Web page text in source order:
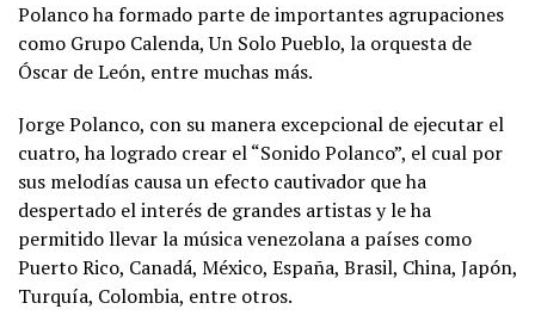
Polanco ha formado parte de importantes agrupaciones
como Grupo Calenda, Un Solo Pueblo, la orquesta de
Óscar de León, entre muchas más.
Jorge Polanco, con su manera excepcional de ejecutar el
cuatro, ha logrado crear el “Sonido Polanco”, el cual por
sus melodías causa un efecto cautivador que ha
despertado el interés de grandes artistas y le ha
permitido llevar la música venezolana a países como
Puerto Rico, Canadá, México, España, Brasil, China, Japón,
Turquía, Colombia, entre otros.